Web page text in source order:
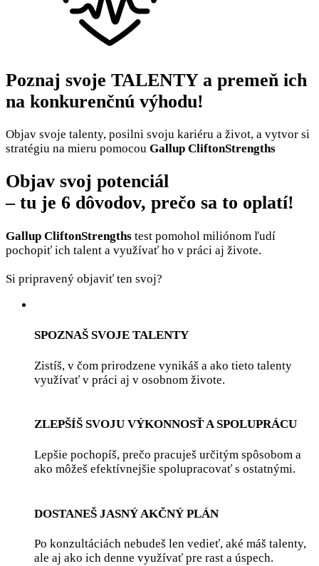
Poznaj svoje TALENTYa premeň ich
na konkurenčnú výhodu!
Objav svoje talenty, posilni svoju kariéru a život, a vytvor si
stratégiu na mieru pomocou Gallup CliftonStrengths
Objav svoj potenciál
– tu je 6 dôvodov, prečo sa to oplatí!
Gallup CliftonStrengths test pomohol miliónom ľudí
pochopiť ich talent a využívať ho v práci aj živote.
Si pripravený objaviť ten svoj?
SPOZNAŠ SVOJE TALENTY
Zistíš, v čom prirodzene vynikáš a ako tieto talenty
využívať v práci aj v osobnom živote.
ZLEPŠÍŠ SVOJU VÝKONNOSŤ A SPOLUPRÁCU
Lepšie pochopíš, prečo pracuješ určitým spôsobom a
ako môžeš efektívnejšie spolupracovať s ostatnými.
DOSTANEŠ JASNÝ AKČNÝ PLÁN
Po konzultáciách nebudeš len vedieť, aké máš talenty,
ale aj ako ich denne využívať pre rast a úspech.